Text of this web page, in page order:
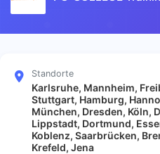
Standorte
Karlsruhe, Mannheim,
Stuttgart, Hamburg,
München, Dresden, Köln,
Lippstadt, Dortmund,
Koblenz, Saarbrücken,
Krefeld, Jena